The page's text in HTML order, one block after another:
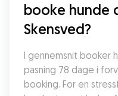
booke hunde
Skensved?
I gennemsnit booker
pasning 78 dage i
booking. For en